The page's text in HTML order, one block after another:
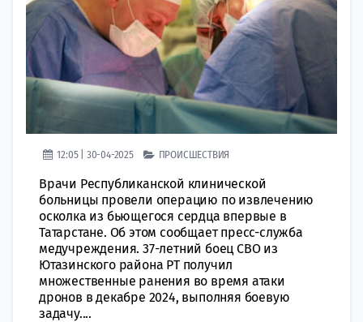
12:05 | 30-04-2025 ПРОИСШЕСТВИЯ
Врачи Республиканской клинической
больницы провели операцию по извлечению
осколка из бьющегося сердца впервые в
Татарстане. Об этом сообщает пресс-служба
медучреждения. 37-летний боец СВО из
Ютазинского района РТ получил
множественные ранения во время атаки
дронов в декабре 2024, выполняя боевую
задачу....